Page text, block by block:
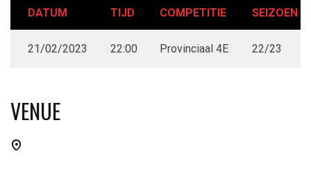
DATUM TIJD COMPETITIE SEIZOEN
21/02/2023 22:00 Provinciaal 4E 22/23
VENUE